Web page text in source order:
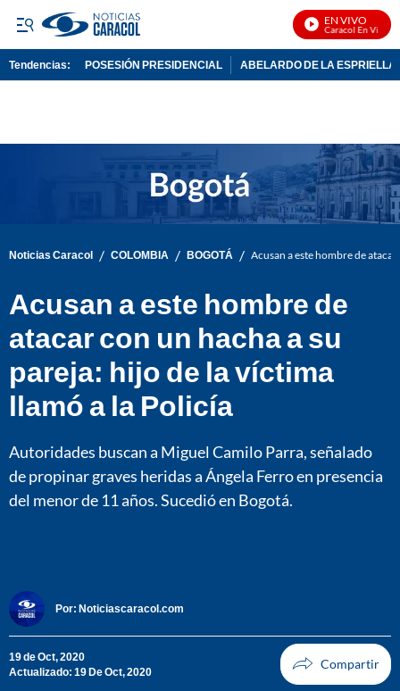
EN VIVO
Noticias Caracol En Vivo
Tendencias: POSESIÓN PRESIDENCIAL ABELARDO DE LA ESPRIELLA
Noticias Caracol / COLOMBIA / BOGOTÁ / Acusan a este hombre de
Acusan a este hombre de
atacar con un hacha a su
pareja: hijo de la víctima
llamó a la Policía
Autoridades buscan a Miguel Camilo Parra, señalado
de propinar graves heridas a Ángela Ferro en presencia
del menor de 11 años. Sucedió en Bogotá.
Por: Noticiascaracol.com
19 de Oct, 2020
Actualizado: 19 De Oct, 2020